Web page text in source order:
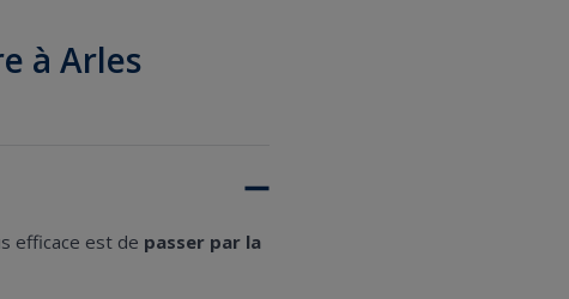
à Arles
efficace est de passer par la